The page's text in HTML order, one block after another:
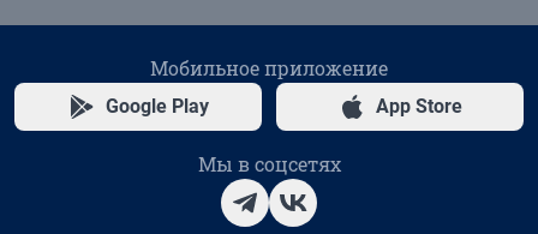
Мобильное приложение
Google Play App Store
Мы в соцсетях